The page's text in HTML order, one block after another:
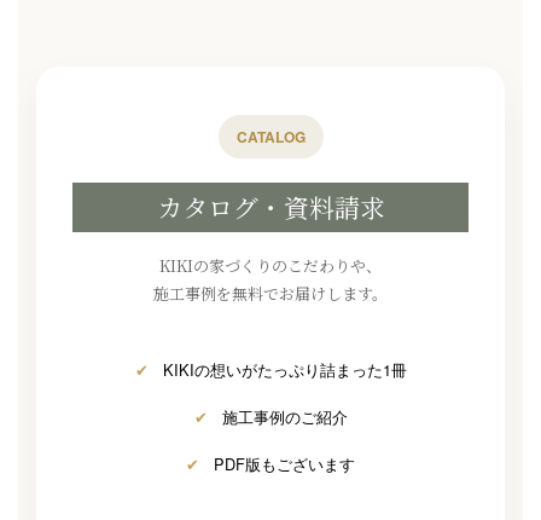
CATALOG
カタログ・資料請求
KIKIの家づくりのこだわりや、
施工事例を無料でお届けします。
✔ KIKIの想いがたっぷり詰まった1冊
✔ 施工事例のご紹介
✔ PDF版もございます